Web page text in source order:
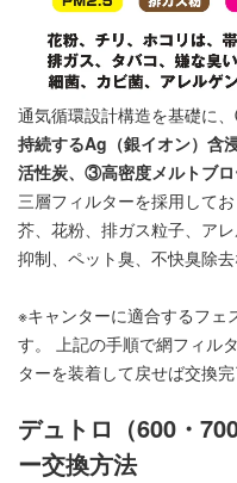
通気循環設計構造を基礎に、
持続するAg（銀イオン）含
活性炭、③高密度メルトブ
三層フィルターを採用して
芥、花粉、排ガス粒子、ア
抑制、ペット臭、不快臭除
※キャンターに適合するフェ
す。 上記の手順で網フィル
ターを装着して戻せば交換完
デュトロ（600・
ー交換方法